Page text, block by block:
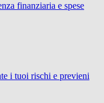
finanziaria e spese
i tuoi rischi e previeni